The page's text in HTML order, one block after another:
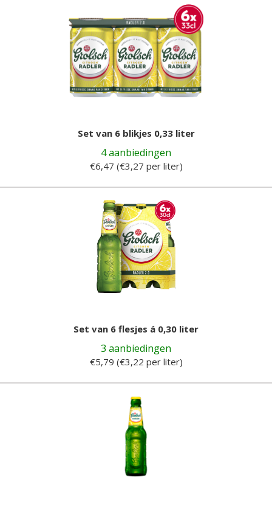
Set van 6 blikjes 0,33 liter
4 aanbiedingen
€6,47 (€3,27 per liter)
Set van 6 flesjes á 0,30 liter
3 aanbiedingen
€5,79 (€3,22 per liter)